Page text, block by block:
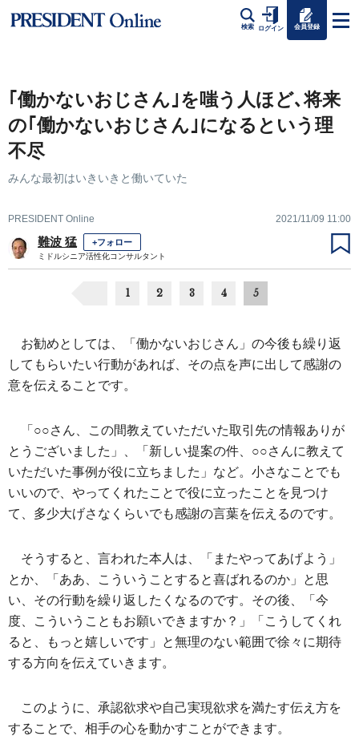
検索 ログイン 会員登録
｢働かないおじさん｣を嗤う人ほど､将来
の｢働かないおじさん｣になるという理
不尽
みんな最初はいきいきと働いていた
PRESIDENT Online 2021/11/09 11:00
難波 猛 +フォロー
ミドルシニア活性化コンサルタント
1 2 3 4 5
お勧めとしては、「働かないおじさん」の今後も繰り返
してもらいたい行動があれば、その点を声に出して感謝の
意を伝えることです。
「○○さん、この間教えていただいた取引先の情報ありが
とうございました」、「新しい提案の件、○○さんに教えて
いただいた事例が役に立ちました」など。小さなことでも
いいので、やってくれたことで役に立ったことを見つけ
て、多少大げさなくらいでも感謝の言葉を伝えるのです。
そうすると、言われた本人は、「またやってあげよう」
とか、「ああ、こういうことすると喜ばれるのか」と思
い、その行動を繰り返したくなるのです。その後、「今
度、こういうこともお願いできますか？」「こうしてくれ
ると、もっと嬉しいです」と無理のない範囲で徐々に期待
する方向を伝えていきます。
このように、承認欲求や自己実現欲求を満たす伝え方を
することで、相手の心を動かすことができます。